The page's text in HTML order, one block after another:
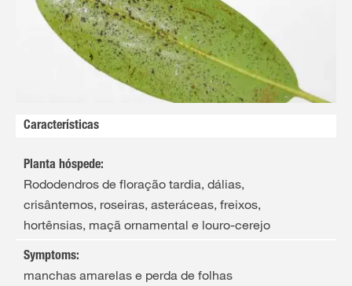
Características
Planta hóspede:
Rododendros de floração tardia, dálias,
crisântemos, roseiras, asteráceas, freixos,
hortênsias, maçã ornamental e louro-cerejo
Symptoms:
manchas amarelas e perda de folhas